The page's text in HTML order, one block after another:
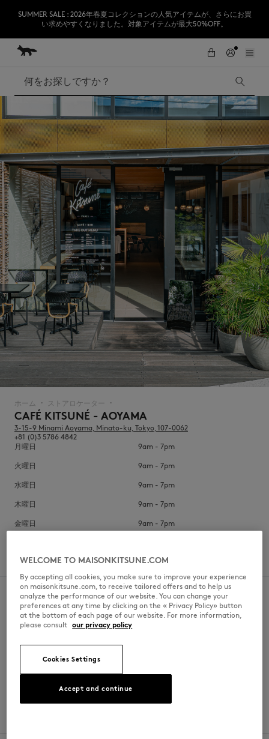
【お盆休業期間】誠に勝手ながら8/12~8/16の発送業務及びカスタマーサ
ポート対応をお休みとさせて頂きます。※2026/8/17より順次出荷を再開致
SUMMER SALE : 2026年春夏コレクションの人気アイテムが、さらにお買
い求めやすくなりました。対象アイテムが最大50%OFF。
コンテンツにスキップ
Skip to Footer
SUMMER SALE
Accessories
Edie Bags
MMII
Fox Head
Kids
NEW IN
検索
ホーム ▪︎ ストアロケーター ▪︎
CAFÉ KITSUNÉ - AOYAMA
3-15-9 Minami Aoyama, Minato-ku, Tokyo, 107-0062
+81 (0)3 5786 4842
月曜日
9am - 7pm
火曜日 9am - 7pm
水曜日 9am - 7pm
木曜日 9am - 7pm
金曜日 9am - 7pm
日曜日 9am - 7pm
SECURE PAYMENT
WELCOME TO MAISONKITSUNE.COM
By accepting all cookies, you make sure to improve your experience
on maisonkitsune.com, to receive tailored offers and to help us
analyze the performance of our website. You can change your
preferences at any time by clicking on the « Privacy Policy» button
at the bottom of each page of our website. For more information,
please consult our privacy policy
Cookies Settings
Accept and continue